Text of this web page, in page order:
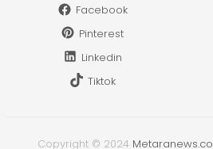
Facebook
Pinterest
Linkedin
Tiktok
Copyright © 2024 Metaranews.co